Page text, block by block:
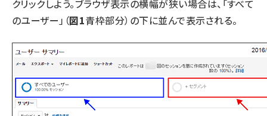
クリックしよう。ブラウザ表示の横幅が狭い場合は、「すべて
のユーザー」（図1青枠部分）の下に並んで表示される。